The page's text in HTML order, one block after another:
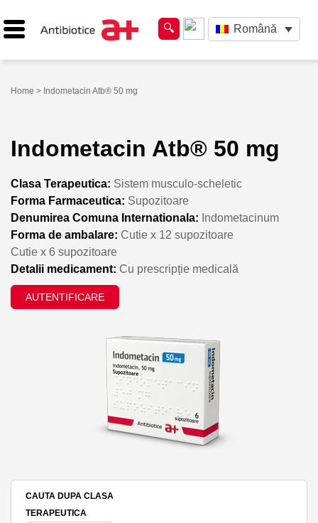
Română
Home > Indometacin Atb® 50 mg
Indometacin Atb® 50 mg
Clasa Terapeutica: Sistem musculo-scheletic
Forma Farmaceutica: Supozitoare
Denumirea Comuna Internationala: Indometacinum
Forma de ambalare: Cutie x 12 supozitoare
Cutie x 6 supozitoare
Detalii medicament: Cu prescripție medicală
AUTENTIFICARE
CAUTA DUPA CLASA
TERAPEUTICA